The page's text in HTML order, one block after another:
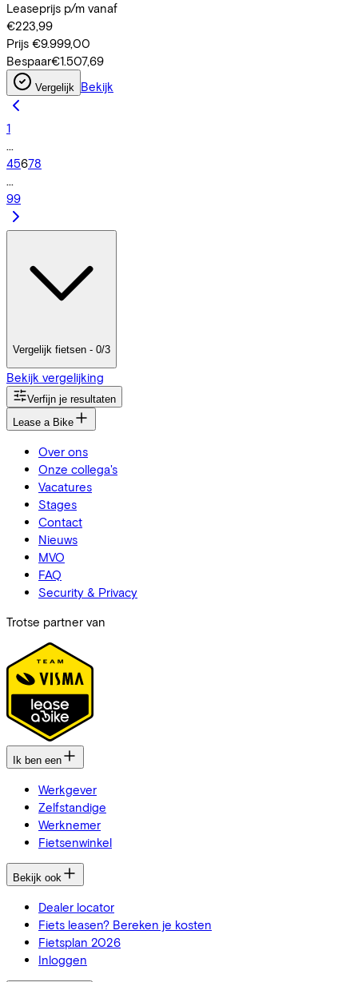
Leaseprijs p/m vanaf
€223,99
Prijs €9.999,00
Bespaar€1.507,69
Vergelijk Bekijk
1
...
45678
...
99
Vergelijk fietsen - 0/3
Bekijk vergelijking
Verfijn je resultaten
Lease a Bike
Over ons
Onze collega's
Vacatures
Stages
Contact
Nieuws
MVO
FAQ
Security & Privacy
Trotse partner van
Ik ben een
Werkgever
Zelfstandige
Werknemer
Fietsenwinkel
Bekijk ook
Dealer locator
Fiets leasen? Bereken je kosten
Fietsplan 2026
Inloggen